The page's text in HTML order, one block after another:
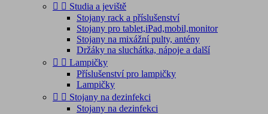
  Studia a jeviště
Stojany rack a příslušenství
Stojany pro tablet,iPad,mobil,monitor
Stojany na mixážní pulty, antény
Držáky na sluchátka, nápoje a další
  Lampičky
Příslušenství pro lampičky
Lampičky
  Stojany na dezinfekci
Stojany na dezinfekci